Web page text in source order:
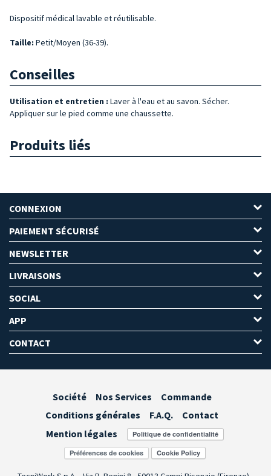
Dispositif médical lavable et réutilisable.
Taille: Petit/Moyen (36-39).
Conseilles
Utilisation et entretien : Laver à l'eau et au savon. Sécher.
Appliquer sur le pied comme une chaussette.
Produits liés
CONNEXION
PAIEMENT SÉCURISÉ
NEWSLETTER
LIVRAISONS
SOCIAL
APP
CONTACT
Société Nos Services
Commande
Conditions générales
F.A.Q.
Contact
Mention légales
Préférences de cookies